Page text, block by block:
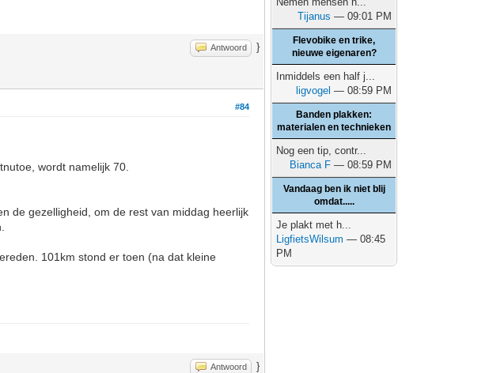
Antwoord }
#84
wordt namelijk 70.
de gezelligheid, om de rest van middag heerlijk
101km stond er toen (na dat kleine
Antwoord }
Tijanus — 09:01 PM
Flevobike en trike,
nieuwe eigenaren?
Inmiddels een half j...
ligvogel — 08:59 PM
Banden plakken:
materialen en technieken
Nog een tip, contr...
Bianca F — 08:59 PM
Vandaag ben ik niet blij
omdat.....
Je plakt met h...
LigfietsWilsum — 08:45
PM